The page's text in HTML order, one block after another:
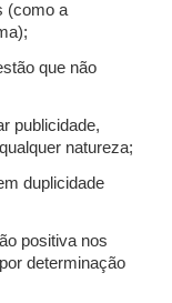
(como a
que não
publicidade,
natureza;
duplicidade
positiva nos
determinação